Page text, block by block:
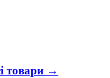
товари →